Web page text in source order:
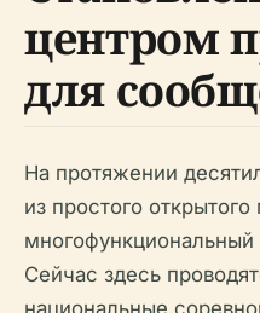
центром
для
На протяжении
из простого открытого
Сейчас здесь
национальные